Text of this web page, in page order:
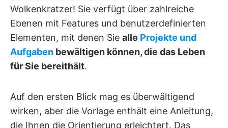
Wolkenkratzer! Sie verfügt über zahlreiche
Ebenen mit Features und benutzerdefinierten
Elementen, mit denen Sie alle Projekte und
Aufgaben bewältigen können, die das Leben
für Sie bereithält.
Auf den ersten Blick mag es überwältigend
wirken, aber die Vorlage enthält eine Anleitung,
die Ihnen die Orientierung erleichtert. Das